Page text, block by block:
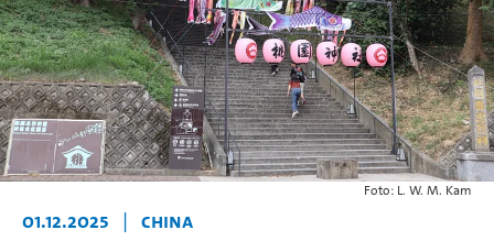
Foto: L. W. M. Kam
01.12.2025 | ChinA